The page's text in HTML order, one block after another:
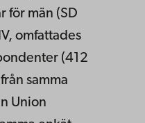
för män (SD
omfattades
(412
samma
Union